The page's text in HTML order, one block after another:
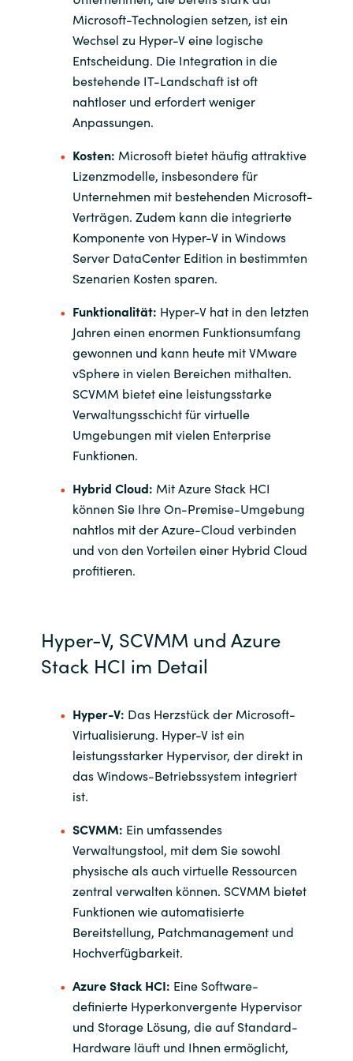
Norway
Oman
Poland
Portugal
Qatar
Romania
Serbia
Slovenia
Singapore
Spain
Sweden
Switzerland
United Kingdom
United States
Microsoft-Technologien setzen, ist ein
Wechsel zu Hyper-V eine logische
Entscheidung. Die Integration in die
bestehende IT-Landschaft ist oft
nahtloser und erfordert weniger
Anpassungen.
Kosten: Microsoft bietet häufig attraktive
Lizenzmodelle, insbesondere für
Unternehmen mit bestehenden Microsoft-
Verträgen. Zudem kann die integrierte
Komponente von Hyper-V in Windows
Server DataCenter Edition in bestimmten
Szenarien Kosten sparen.
Funktionalität: Hyper-V hat in den letzten
Jahren einen enormen Funktionsumfang
gewonnen und kann heute mit VMware
vSphere in vielen Bereichen mithalten.
SCVMM bietet eine leistungsstarke
Verwaltungsschicht für virtuelle
Umgebungen mit vielen Enterprise
Funktionen.
Hybrid Cloud: Mit Azure Stack HCI
können Sie Ihre On-Premise-Umgebung
nahtlos mit der Azure-Cloud verbinden
und von den Vorteilen einer Hybrid Cloud
profitieren.
Hyper-V, SCVMM und Azure
Stack HCI im Detail
Hyper-V: Das Herzstück der Microsoft-
Virtualisierung. Hyper-V ist ein
leistungsstarker Hypervisor, der direkt in
das Windows-Betriebssystem integriert
ist.
SCVMM: Ein umfassendes
Verwaltungstool, mit dem Sie sowohl
physische als auch virtuelle Ressourcen
zentral verwalten können. SCVMM bietet
Funktionen wie automatisierte
Bereitstellung, Patchmanagement und
Hochverfügbarkeit.
Azure Stack HCI: Eine Software-
definierte Hyperkonvergente Hypervisor
und Storage Lösung, die auf Standard-
Hardware läuft und Ihnen ermöglicht,